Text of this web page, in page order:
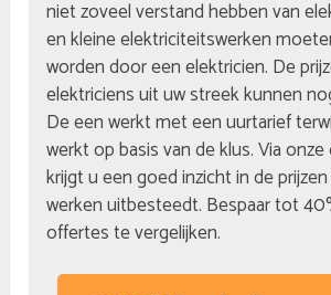
niet zoveel verstand hebben van
en kleine elektriciteitswerken
worden door een elektricien. De
elektriciens uit uw streek kunnen
De een werkt met een uurtarief
werkt op basis van de klus. Via
krijgt u een goed inzicht in de
werken uitbesteedt. Bespaar tot
offertes te vergelijken.